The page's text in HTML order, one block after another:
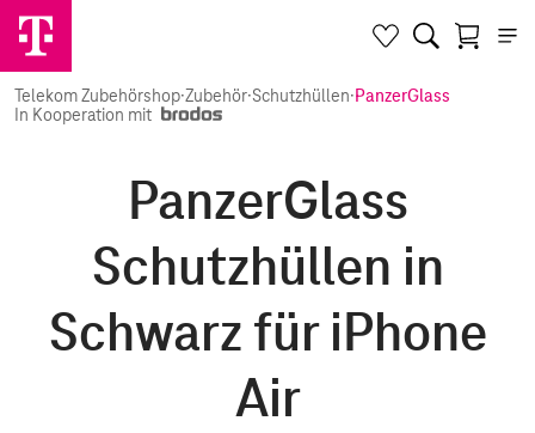
Telekom Zubehörshop·Zubehör·Schutzhüllen·PanzerGlass
In Kooperation mit
PanzerGlass
Schutzhüllen in
Schwarz für iPhone
Air